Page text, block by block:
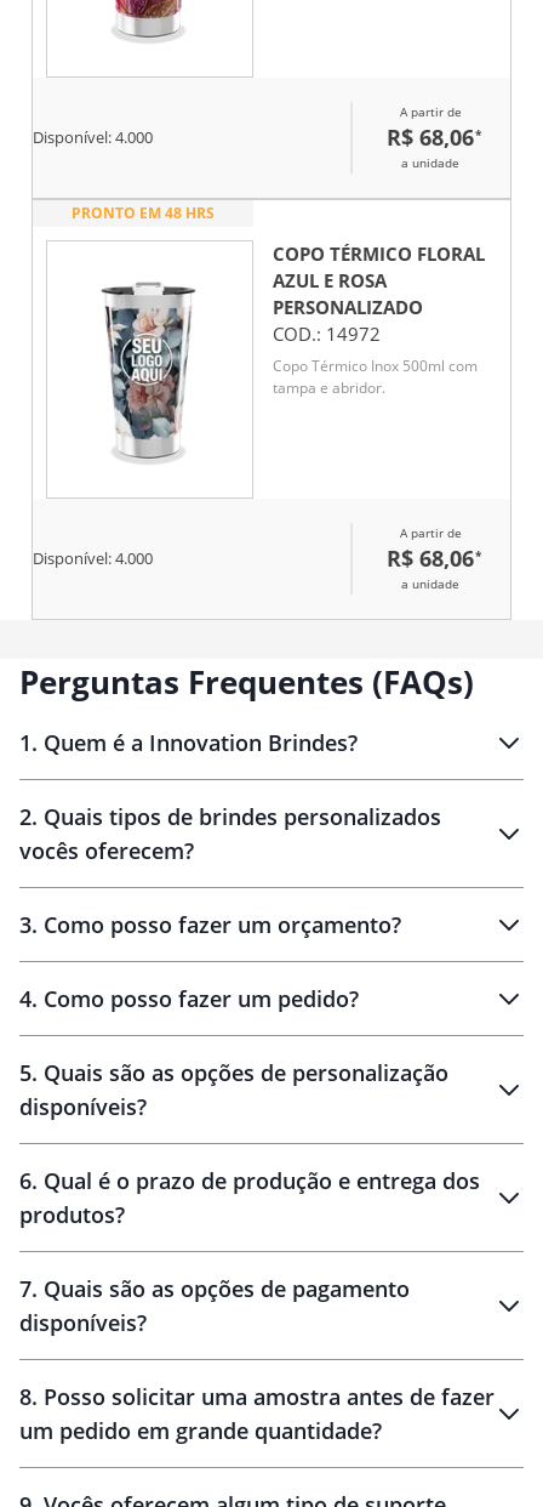
Disponível:4.000
A partir de
R$ 68,06*
a unidade
PRONTO EM 48 HRS
COPO TÉRMICO FLORAL
AZUL E ROSA
PERSONALIZADO
COD.: 14972
Copo Térmico Inox 500ml com
tampa e abridor.
Disponível:4.000
A partir de
R$ 68,06*
a unidade
Perguntas Frequentes (FAQs)
1. Quem é a Innovation Brindes?
Brindes personalizados
2. Quais tipos de brindes personalizados
vocês oferecem?
personalizados
3. Como posso fazer um orçamento?
brinde
personalização
4. Como posso fazer um pedido?
amostra virtual
5. Quais são as opções de personalização
disponíveis?
6. Qual é o prazo de produção e entrega dos
produtos?
10 dias
brinde
48 horas
7. Quais são as opções de pagamento
disponíveis?
8. Posso solicitar uma amostra antes de fazer
um pedido em grande quantidade?